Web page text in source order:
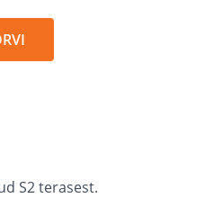
S2 terasest.